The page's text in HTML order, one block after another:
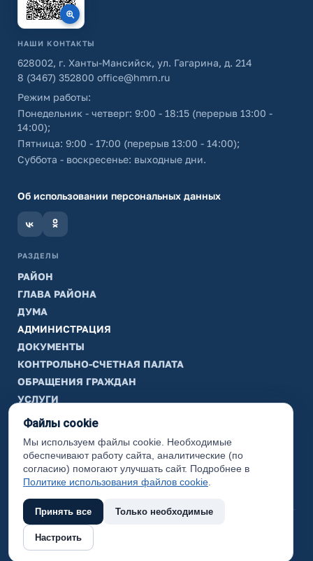
НАШИ КОНТАКТЫ
628002, г. Ханты-Мансийск, ул. Гагарина, д. 214
8 (3467) 352800 office@hmrn.ru
Режим работы:
Понедельник - четверг: 9:00 - 18:15 (перерыв 13:00 -
14:00);
Пятница: 9:00 - 17:00 (перерыв 13:00 - 14:00);
Суббота - воскресенье: выходные дни.
Об использовании персональных данных
РАЗДЕЛЫ
РАЙОН
ГЛАВА РАЙОНА
ДУМА
АДМИНИСТРАЦИЯ
ДОКУМЕНТЫ
КОНТРОЛЬНО-СЧЕТНАЯ ПАЛАТА
ОБРАЩЕНИЯ ГРАЖДАН
УСЛУГИ
ТИК
ИНФОРМАЦИЯ
Законодательная карта
Карта сайта
(с) 2017 Ханты-Мансийский район, официальный сайт
администрации
Файлы cookie
Мы используем файлы cookie. Необходимые
обеспечивают работу сайта, аналитические (по
согласию) помогают улучшать сайт. Подробнее в
Политике использования файлов cookie
Принять все Только необходимые
Настроить